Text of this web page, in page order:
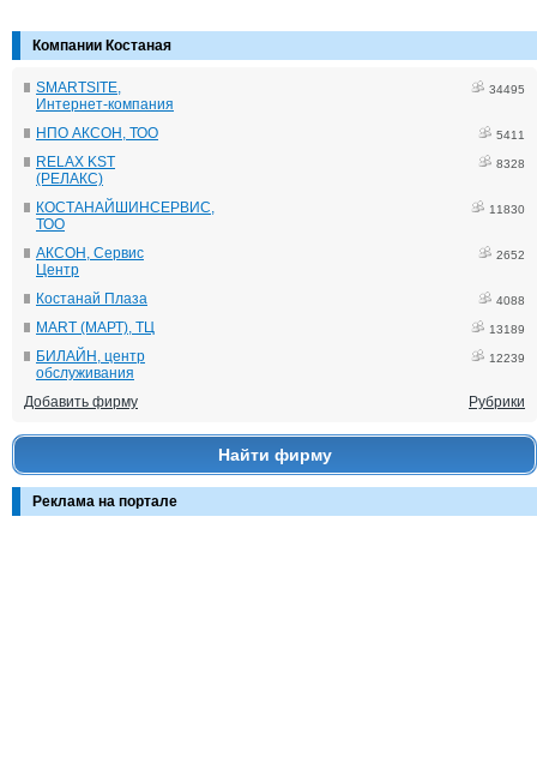
Компании Костаная
SMARTSITE,
Интернет-компания
34495
НПО АКСОН, ТОО 5411
RELAX KST
(РЕЛАКС)
8328
КОСТАНАЙШИНСЕРВИС,
ТОО
11830
АКСОН, Сервис
Центр
2652
Костанай Плаза 4088
MART (МАРТ), ТЦ 13189
БИЛАЙН, центр
обслуживания
12239
Добавить фирму Рубрики
Найти фирму
Реклама на портале